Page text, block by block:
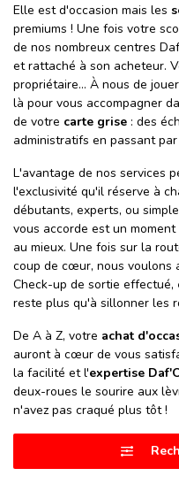
Elle est d'occasion mais les
premiums ! Une fois votre
de nos nombreux centres
et rattaché à son acheteur.
propriétaire… À nous de
là pour vous accompagner
de votre carte grise : des
administratifs en passant
L'avantage de nos services
l'exclusivité qu'il réserve à
débutants, experts, ou
vous accorde est un
au mieux. Une fois sur la
coup de cœur, nous voulons
Check-up de sortie effectué,
reste plus qu'à sillonner les
De A à Z, votre achat
auront à cœur de vous
la facilité et l'expertise
deux-roues le sourire aux
n'avez pas craqué plus tôt !